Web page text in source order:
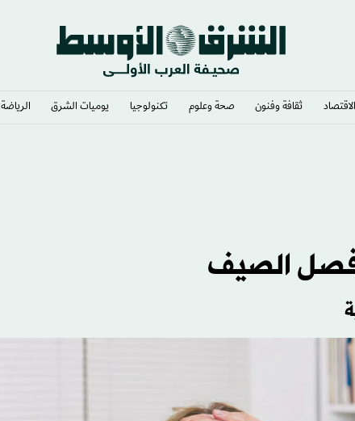
الاقتصاد ثقافة وفنون صحة وعلوم تكنولوجيا يوميات الشرق​ الرياضة